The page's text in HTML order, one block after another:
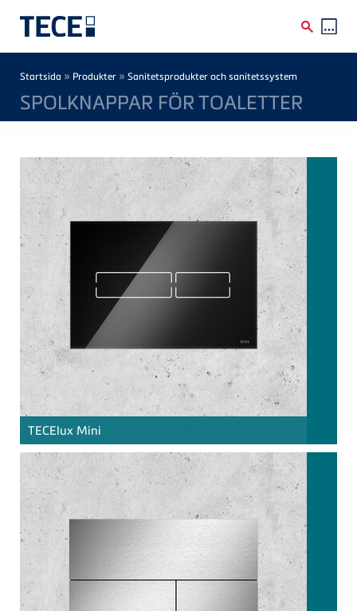
Breadcrumb
Startsida » Produkter » Sanitetsprodukter och sanitetssystem
SPOLKNAPPAR FÖR TOALETTER
TECElux Mini